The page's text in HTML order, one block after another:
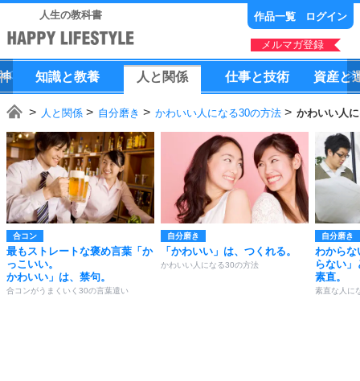
人生の教科書 作品一覧 ログイン
メルマガ登録
知識と教養 人 と 関係 仕事と技術 資産と
人と関係 自分磨き かわいい人になる30の方法 かわいい人
合コン
最もストレートな褒め言葉「か
っこいい。
かわいい」は、禁句。
合コンがうまくいく30の言葉遣い
自分磨き
「かわいい」は、つくれる。
かわいい人になる30の方法
自分磨き
わからな
らない
素直。
素直な人に